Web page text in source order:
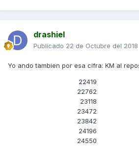
drashiel
Publicado 22 de Octubre del 2018
Yo ando tambien por esa cifra: KM al
22419
22762
23118
23472
23842
24196
24550